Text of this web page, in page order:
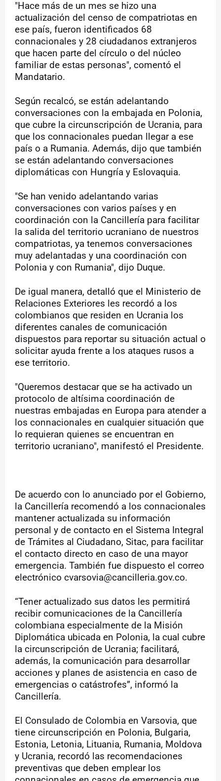
"Hace más de un mes se hizo una
actualización del censo de compatriotas en
ese país, fueron identificados 68
connacionales y 28 ciudadanos extranjeros
que hacen parte del círculo o del núcleo
familiar de estas personas", comentó el
Mandatario.
Según recalcó, se están adelantando
conversaciones con la embajada en Polonia,
que cubre la circunscripción de Ucrania, para
que los connacionales puedan llegar a ese
país o a Rumania. Además, dijo que también
se están adelantando conversaciones
diplomáticas con Hungría y Eslovaquia.
"Se han venido adelantando varias
conversaciones con varios países y en
coordinación con la Cancillería para facilitar
la salida del territorio ucraniano de nuestros
compatriotas, ya tenemos conversaciones
muy adelantadas y una coordinación con
Polonia y con Rumania", dijo Duque.
De igual manera, detalló que el Ministerio de
Relaciones Exteriores les recordó a los
colombianos que residen en Ucrania los
diferentes canales de comunicación
dispuestos para reportar su situación actual o
solicitar ayuda frente a los ataques rusos a
ese territorio.
"Queremos destacar que se ha activado un
protocolo de altísima coordinación de
nuestras embajadas en Europa para atender a
los connacionales en cualquier situación que
lo requieran quienes se encuentran en
territorio ucraniano", manifestó el Presidente.
De acuerdo con lo anunciado por el Gobierno,
la Cancillería recomendó a los connacionales
mantener actualizada su información
personal y de contacto en el Sistema Integral
de Trámites al Ciudadano, Sitac, para facilitar
el contacto directo en caso de una mayor
emergencia. También fue dispuesto el correo
electrónico cvarsovia@cancilleria.gov.co.
“Tener actualizado sus datos les permitirá
recibir comunicaciones de la Cancillería
colombiana especialmente de la Misión
Diplomática ubicada en Polonia, la cual cubre
la circunscripción de Ucrania; facilitará,
además, la comunicación para desarrollar
acciones y planes de asistencia en caso de
emergencias o catástrofes”, informó la
Cancillería.
El Consulado de Colombia en Varsovia, que
tiene circunscripción en Polonia, Bulgaria,
Estonia, Letonia, Lituania, Rumania, Moldova
y Ucrania, recordó las recomendaciones
preventivas que deben emplear los